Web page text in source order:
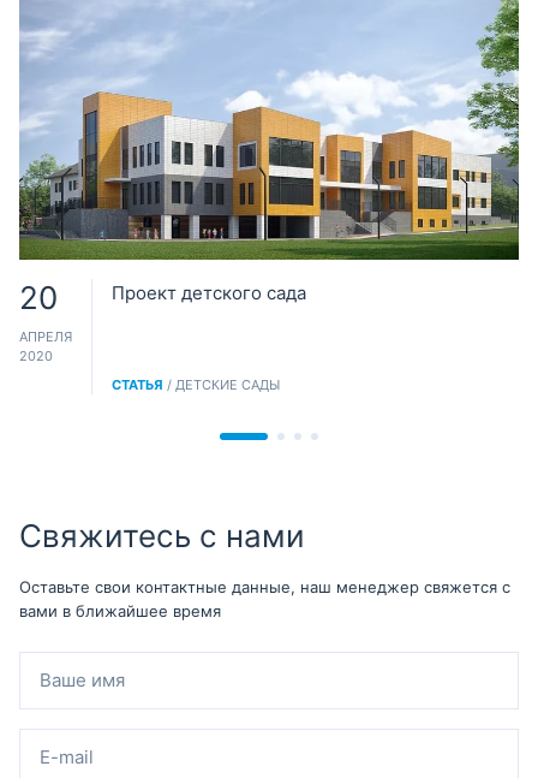
20
АПРЕЛЯ
2020
Проект детского сада
СТАТЬЯ / ДЕТСКИЕ САДЫ
Свяжитесь с нами
Оставьте свои контактные данные, наш менеджер свяжется с
вами в ближайшее время